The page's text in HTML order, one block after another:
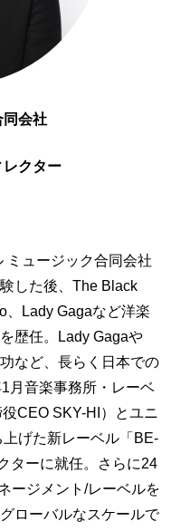
同会社
レクター
ミュージック合同会社
した後、The Black
、Lady Gagaなど洋楽
歴任。Lady Gagaや
など、長らく日本での
月音楽事務所・レーベ
CEO SKY-HI）とユニ
げた新レーベル「BE-
ターに就任。さらに24
ージメント/レーベルを
ローバルなスケールで